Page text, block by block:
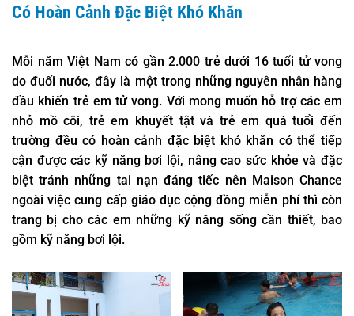
Có Hoàn Cảnh Đặc Biệt Khó Khăn
Mỗi năm Việt Nam có gần 2.000 trẻ dưới 16 tuổi tử vong
do đuối nước, đây là một trong những nguyên nhân hàng
đầu khiến trẻ em tử vong. Với mong muốn hỗ trợ các em
nhỏ mồ côi, trẻ em khuyết tật và trẻ em quá tuổi đến
trường đều có hoàn cảnh đặc biệt khó khăn có thể tiếp
cận được các kỹ năng bơi lội, nâng cao sức khỏe và đặc
biệt tránh những tai nạn đáng tiếc nên Maison Chance
ngoài việc cung cấp giáo dục cộng đồng miễn phí thì còn
trang bị cho các em những kỹ năng sống cần thiết, bao
gồm kỹ năng bơi lội.